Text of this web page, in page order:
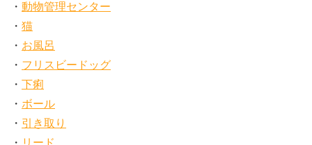
動物管理センター
猫
お風呂
フリスビードッグ
下痢
ボール
引き取り